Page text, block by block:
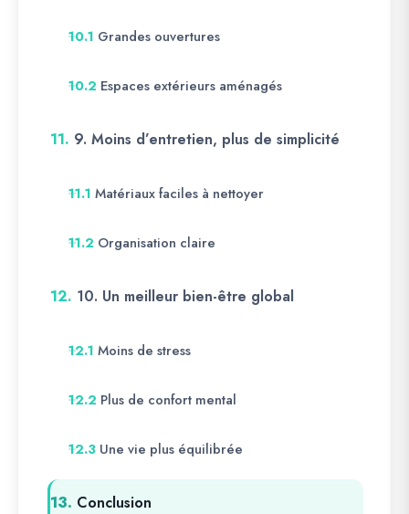
10.1 Grandes ouvertures
10.2 Espaces extérieurs aménagés
11. 9. Moins d’entretien, plus de simplicité
11.1 Matériaux faciles à nettoyer
11.2 Organisation claire
12. 10. Un meilleur bien-être global
12.1 Moins de stress
12.2 Plus de confort mental
12.3 Une vie plus équilibrée
13. Conclusion